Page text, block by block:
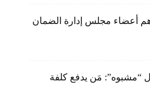
هم أعضاء مجلس إدارة الضمان
“مشبوه”: مَن يدفع كلفة